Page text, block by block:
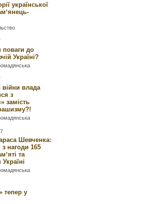
української
до
Україні?
війни влада
з
замість
Шевченка:
нагоди 165
та
тепер у